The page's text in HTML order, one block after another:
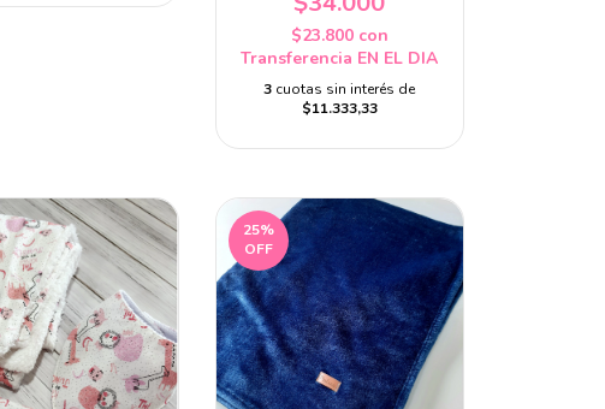
$23.800 con
Transferencia EN EL DIA
3 cuotas sin interés de
$11.333,33
25%
OFF